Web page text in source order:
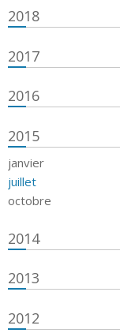
2018
2017
2016
2015
janvier
juillet
octobre
2014
2013
2012